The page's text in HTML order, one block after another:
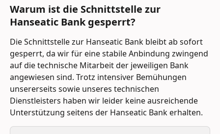
Warum ist die Schnittstelle zur
Hanseatic Bank gesperrt?
Die Schnittstelle zur Hanseatic Bank bleibt ab sofort
gesperrt, da wir für eine stabile Anbindung zwingend
auf die technische Mitarbeit der jeweiligen Bank
angewiesen sind. Trotz intensiver Bemühungen
unsererseits sowie unseres technischen
Dienstleisters haben wir leider keine ausreichende
Unterstützung seitens der Hanseatic Bank erhalten.